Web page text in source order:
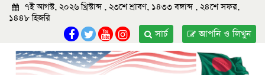
৭ই আগস্ট, ২০২৬ খ্রিস্টাব্দ , ২৩শে শ্রাবণ, ১৪৩৩ বঙ্গাব্দ , ২৪শে সফর,
১৪৪৮ হিজরি
আপনি ও লিখুন
সার্চ